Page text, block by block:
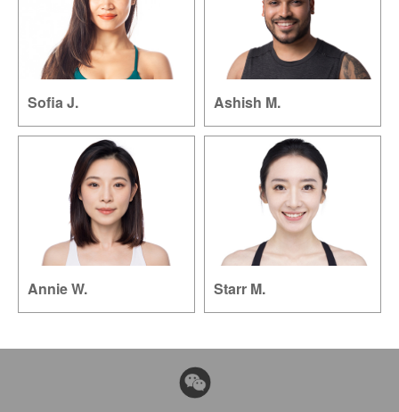
Sofia J. Ashish M.
Annie W. Starr M.